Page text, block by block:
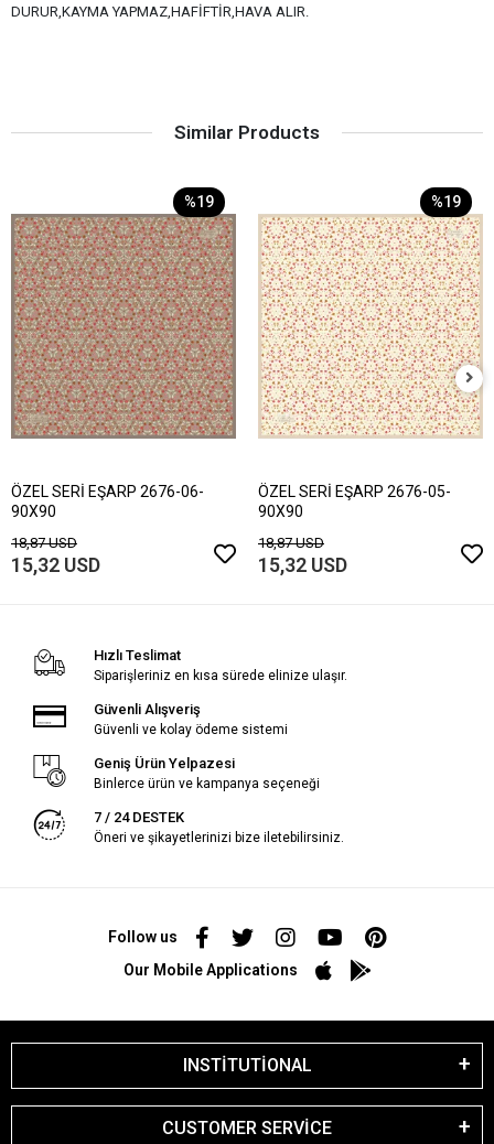
DURUR,KAYMA YAPMAZ,HAFİFTİR,HAVA ALIR.
Similar Products
%19
ÖZEL SERİ EŞARP 2676-06-
90X90
18,87 USD
15,32 USD
%19
ÖZEL SERİ EŞARP 2676-05-
90X90
18,87 USD
15,32 USD
Hızlı Teslimat
Siparişleriniz en kısa sürede elinize ulaşır.
Güvenli Alışveriş
Güvenli ve kolay ödeme sistemi
Geniş Ürün Yelpazesi
Binlerce ürün ve kampanya seçeneği
7 / 24 DESTEK
Öneri ve şikayetlerinizi bize iletebilirsiniz.
Follow us
Our Mobile Applications
INSTİTUTİONAL
CUSTOMER SERVİCE